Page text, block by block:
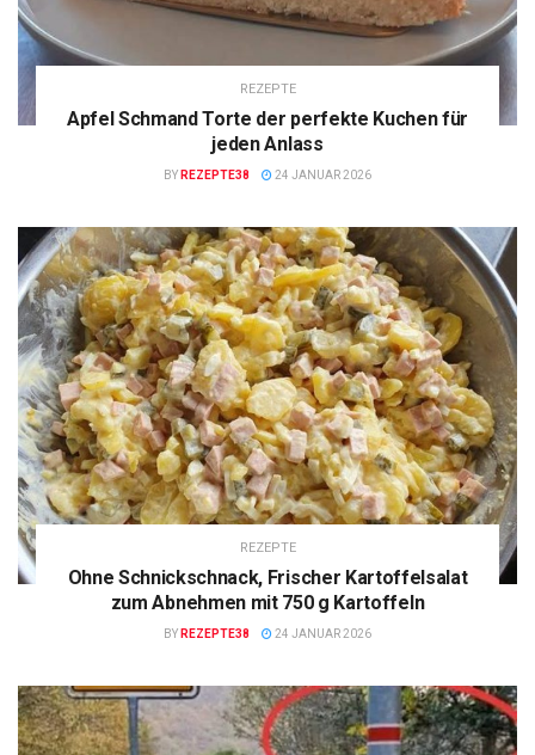
REZEPTE
Apfel Schmand Torte der perfekte Kuchen für
jeden Anlass
BY REZEPTE38 24 JANUAR 2026
REZEPTE
Ohne Schnickschnack, Frischer Kartoffelsalat
zum Abnehmen mit 750 g Kartoffeln
BY REZEPTE38 24 JANUAR 2026